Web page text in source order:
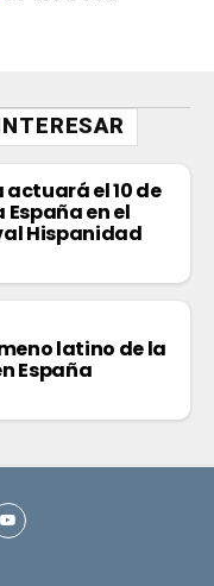
el 10 de
en el
Hispanidad
latino de la
España